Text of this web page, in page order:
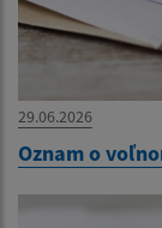
29.06.2026
Oznam o